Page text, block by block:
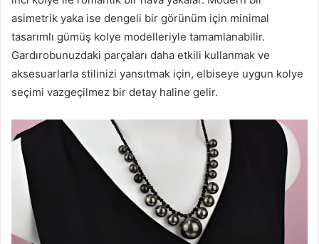
asimetrik yaka ise dengeli bir görünüm için minimal
tasarımlı gümüş kolye modelleriyle tamamlanabilir.
Gardırobunuzdaki parçaları daha etkili kullanmak ve
aksesuarlarla stilinizi yansıtmak için, elbiseye uygun kolye
seçimi vazgeçilmez bir detay haline gelir.